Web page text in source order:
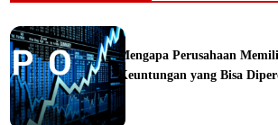
Mengapa Perusahaan
Keuntungan yang Bisa